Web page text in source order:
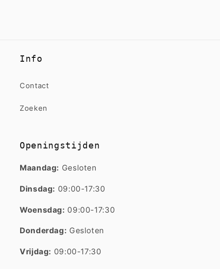
Info
Contact
Zoeken
Openingstijden
Maandag: Gesloten
Dinsdag: 09:00-17:30
Woensdag: 09:00-17:30
Donderdag: Gesloten
Vrijdag: 09:00-17:30